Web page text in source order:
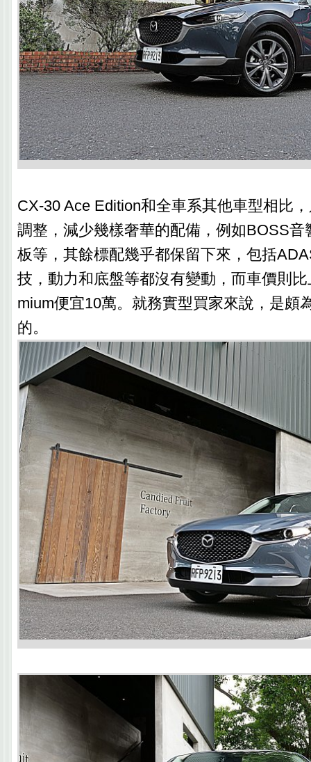
CX-30 Ace Edition和全車系其他車型相比
調整，減少幾樣奢華的配備，例如BOSS音
板等，其餘標配幾乎都保留下來，包括
技，動力和底盤等都沒有變動，而車價則
mium便宜10萬。就務實型買家來說，是頗
的。